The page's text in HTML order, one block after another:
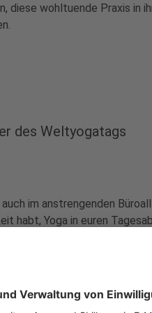
diese wohltuende Praxis in
des Weltyogatags
im anstrengenden
habt, Yoga in euren
Studio
direkt in einer
kleinen
testen.